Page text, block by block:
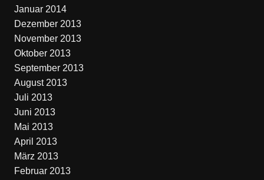
Januar 2014
Dezember 2013
November 2013
Oktober 2013
September 2013
August 2013
Juli 2013
Juni 2013
Mai 2013
April 2013
März 2013
Februar 2013